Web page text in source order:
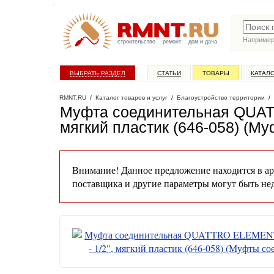
строительство ремонт дом и дача
ВЫБРАТЬ РАЗДЕЛ СТАТЬИ ТОВАРЫ
RMNT.RU / Каталог товаров и услуг / Благоустройство территории /
Муфта соединительная
мягкий пластик (646-058)
Внимание! Данное предложение находится в
поставщика и другие параметры могут быть